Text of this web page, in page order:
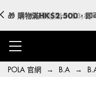
🎁 購物滿HK$2,500，即
🎁 購物滿
POLA 官網 → B.A →